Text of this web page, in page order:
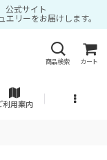
式サイト
リーをお届けします。
商品検索 カート
利用案内